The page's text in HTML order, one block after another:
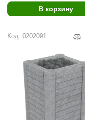
В корзину
Код: 0202091